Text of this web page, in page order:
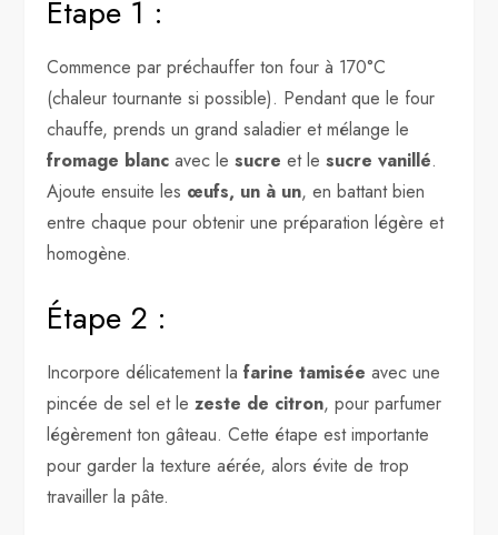
Étape 1 :
Commence par préchauffer ton four à 170°C
(chaleur tournante si possible). Pendant que le four
chauffe, prends un grand saladier et mélange le
fromage blanc avec lesucre et lesucre vanillé.
Ajoute ensuite les œufs, un à un, en battant bien
entre chaque pour obtenir une préparation légère et
homogène.
Étape 2 :
Incorpore délicatement lafarine tamisée avec une
pincée de sel et lezeste de citron, pour parfumer
légèrement ton gâteau. Cette étape est importante
pour garder la texture aérée, alors évite de trop
travailler la pâte.